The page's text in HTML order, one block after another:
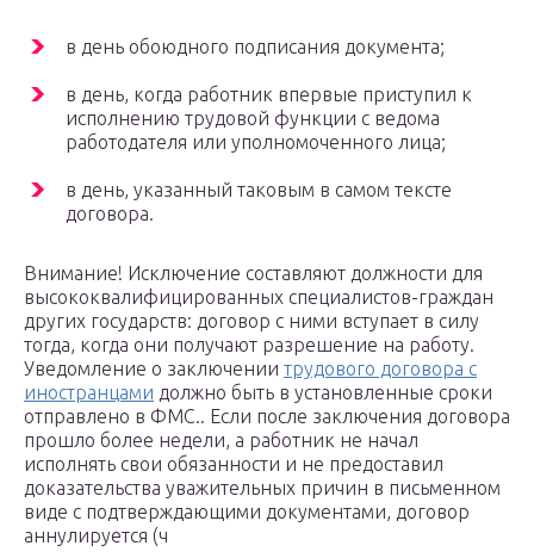
в день обоюдного подписания документа;
в день, когда работник впервые приступил к
исполнению трудовой функции с ведома
работодателя или уполномоченного лица;
в день, указанный таковым в самом тексте
договора.
Внимание! Исключение составляют должности для
высококвалифицированных специалистов-граждан
других государств: договор с ними вступает в силу
тогда, когда они получают разрешение на работу.
Уведомление о заключении трудового договора с
иностранцами должно быть в установленные сроки
отправлено в ФМС.. Если после заключения договора
прошло более недели, а работник не начал
исполнять свои обязанности и не предоставил
доказательства уважительных причин в письменном
виде с подтверждающими документами, договор
аннулируется (ч